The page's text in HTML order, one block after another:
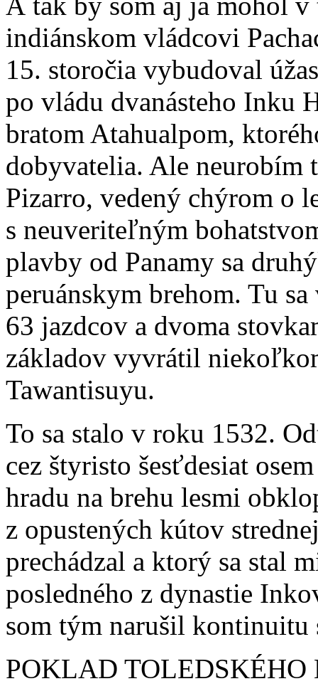
indiánskom vládcovi
15. storočia vybudoval
po vládu dvanásteho Inku
bratom Atahualpom,
dobyvatelia. Ale neurobím
Pizarro, vedený chýrom o
s neuveriteľným
plavby od Panamy sa
peruánskym brehom. Tu
63 jazdcov a dvoma
základov vyvrátil
Tawantisuyu.
To sa stalo v roku 1532.
cez štyristo šesťdesiat
hradu na brehu lesmi
z opustených kútov
prechádzal a ktorý sa stal
posledného z dynastie
som tým narušil kontinuitu
POKLAD